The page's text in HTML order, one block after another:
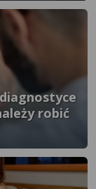
robić